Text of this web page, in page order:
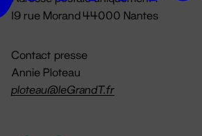
19 rue Morand 44000 Nantes
Contact presse
Annie Ploteau
ploteau@leGrandT.fr